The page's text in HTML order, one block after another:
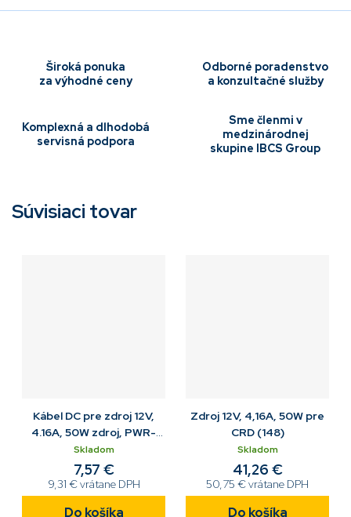
Široká ponuka
za výhodné ceny
Odborné poradenstvo
a konzultačné služby
Komplexná a dlhodobá
servisná podpora
Sme členmi v
medzinárodnej
skupine IBCS Group
Súvisiaci tovar
Kábel DC pre zdroj 12V,
4.16A, 50W zdroj, PWR-
BGA12V50W0WW / CRD
Skladom
9,31 € vrátane DPH
7,57 €
Do košíka
Zdroj 12V, 4,16A, 50W pre
CRD (148)
Skladom
50,75 € vrátane DPH
41,26 €
Do košíka